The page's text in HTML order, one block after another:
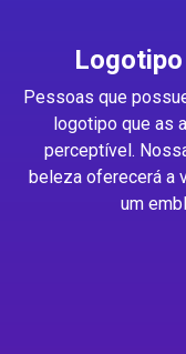
Logotipo
Pessoas que
logotipo que as
perceptível.
beleza oferecerá a
um